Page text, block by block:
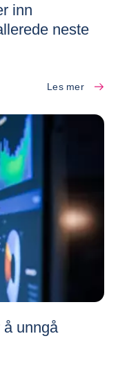
inn
neste
Les mer
å unngå